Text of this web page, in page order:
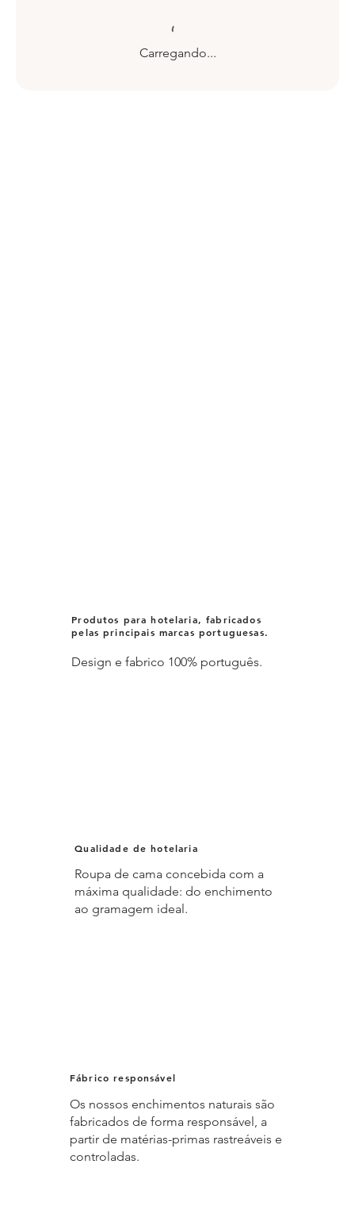
Carregando...
Produtos para hotelaria, fabricados
pelas principais marcas portuguesas.
Design e fabrico 100% português.
Qualidade de hotelaria
Roupa de cama concebida com a
máxima qualidade: do enchimento
ao gramagem ideal.
Fábrico responsável
Os nossos enchimentos naturais são
fabricados de forma responsável, a
partir de matérias-primas rastreáveis e
controladas.